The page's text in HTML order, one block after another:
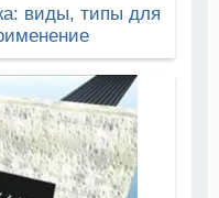
виды, типы для